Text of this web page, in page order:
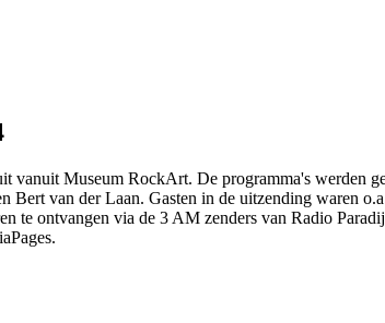
vanuit Museum RockArt. De programma's werden
Bert van der Laan. Gasten in de uitzending waren
te ontvangen via de 3 AM zenders van Radio